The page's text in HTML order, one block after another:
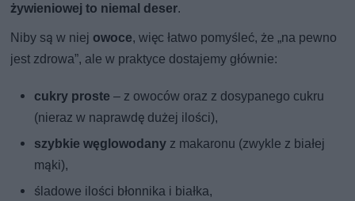
żywieniowej to niemal deser.
Niby są w niej owoce, więc łatwo pomyśleć, że „na pewno
jest zdrowa”, ale w praktyce dostajemy głównie:
cukry proste – z owoców oraz z dosypanego cukru
(nieraz w naprawdę dużej ilości),
szybkie węglowodany z makaronu (zwykle z białej
mąki),
śladowe ilości błonnika i białka,